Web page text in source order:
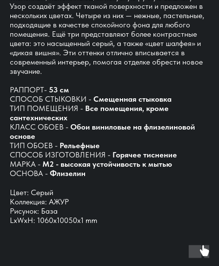
Узор создаёт эффект тканой поверхности и предложен в
нескольких цветах. Четыре из них — нежные, пастельные,
подходящие в качестве спокойного фона для любого
помещения. Ещё три представляют более контрастные
цвета: это насыщенный серый, а также «цвет шалфея» и
«дикая вишня». Эти оттенки отлично вписывается в
современный интерьер, помогая отделке обрести новое
звучание.
РАППОРТ- 53 см
СПОСОБ СТЫКОВКИ - Смещенная стыковка
ТИП ПОМЕЩЕНИЯ - Все помещения, кроме
сантехнических
КЛАСС ОБОЕВ - Обои виниловые на флизелиновой
основе
ТИП ОБОЕВ - Рельефные
СПОСОБ ИЗГОТОВЛЕНИЯ - Горячее тиснение
МАРКА - М2 - высокая устойчивость к мытью
ОСНОВА - Флизелин
Цвет: Серый
Коллекция: АЖУР
Рисунок: База
LxWxH: 1060x10050x1 mm